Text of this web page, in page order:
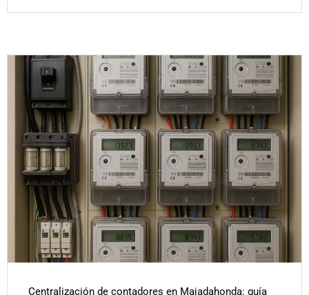
Centralización de contadores en Majadahonda: guía